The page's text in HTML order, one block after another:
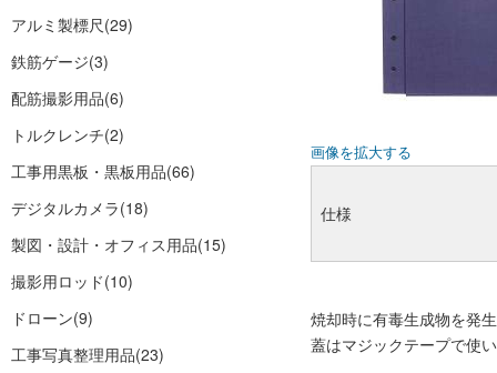
アルミ製標尺(29)
鉄筋ゲージ(3)
配筋撮影用品(6)
トルクレンチ(2)
工事用黒板・黒板用品(66)
デジタルカメラ(18)
製図・設計・オフィス用品(15)
撮影用ロッド(10)
ドローン(9)
工事写真整理用品(23)
画像を拡大する
仕様
焼却時に有毒生成物を発
蓋はマジックテープで使